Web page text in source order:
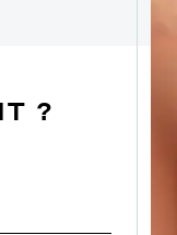
?